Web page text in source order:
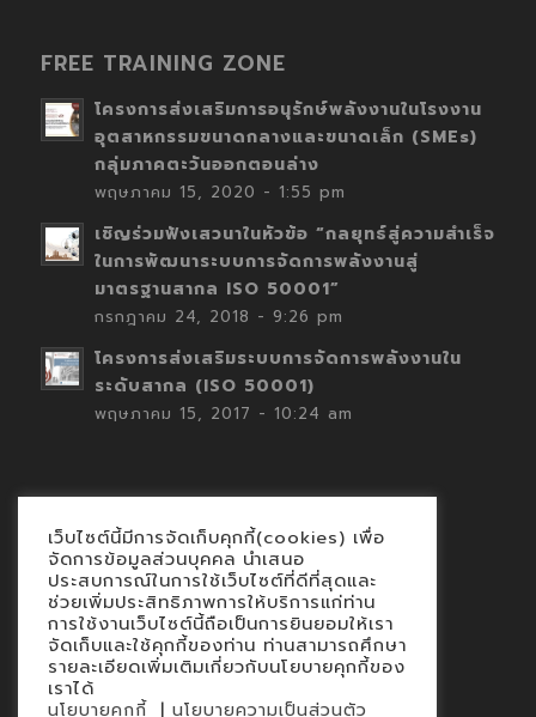
FREE TRAINING ZONE
โครงการส่งเสริมการอนุรักษ์พลังงานในโรงงาน
อุตสาหกรรมขนาดกลางและขนาดเล็ก (SMEs)
กลุ่มภาคตะวันออกตอนล่าง
พฤษภาคม 15, 2020 - 1:55 pm
เชิญร่วมฟังเสวนาในหัวข้อ “กลยุทธ์สู่ความสำเร็จ
ในการพัฒนาระบบการจัดการพลังงานสู่
มาตรฐานสากล ISO 50001”
กรกฎาคม 24, 2018 - 9:26 pm
โครงการส่งเสริมระบบการจัดการพลังงานใน
ระดับสากล (ISO 50001)
พฤษภาคม 15, 2017 - 10:24 am
Contact
นโยบายคุกกี้
นโยบายข้อมูลส่วนบุคคล
เว็บไซต์นี้มีการจัดเก็บคุกกี้(cookies) เพื่อ
จัดการข้อมูลส่วนบุคคล นำเสนอ
ประสบการณ์ในการใช้เว็บไซต์ที่ดีที่สุดและ
ช่วยเพิ่มประสิทธิภาพการให้บริการแก่ท่าน
การใช้งานเว็บไซต์นี้ถือเป็นการยินยอมให้เรา
จัดเก็บและใช้คุกกี้ของท่าน ท่านสามารถศึกษา
รายละเอียดเพิ่มเติมเกี่ยวกับนโยบายคุกกี้ของ
เราได้
นโยบายคุกกี้ | นโยบายความเป็นส่วนตัว